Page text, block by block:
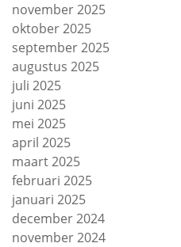
november 2025
oktober 2025
september 2025
augustus 2025
juli 2025
juni 2025
mei 2025
april 2025
maart 2025
februari 2025
januari 2025
december 2024
november 2024